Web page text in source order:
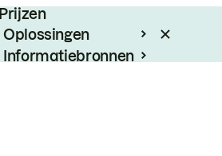
Prijzen
Oplossingen
Informatiebronnen